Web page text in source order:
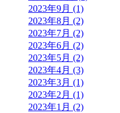
2023年9月 (1)
2023年8月 (2)
2023年7月 (2)
2023年6月 (2)
2023年5月 (2)
2023年4月 (3)
2023年3月 (1)
2023年2月 (1)
2023年1月 (2)